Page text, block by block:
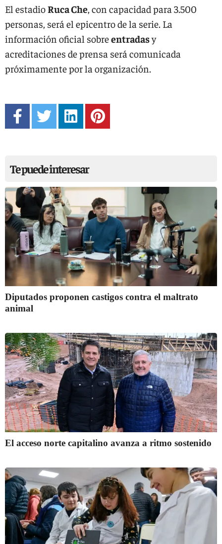
El estadioRuca Che, con capacidad para 3.500
personas, será el epicentro de la serie. La
información oficial sobreentradasy
acreditaciones de prensa será comunicada
próximamente por la organización.
Te puede interesar
Diputados proponen castigos contra el maltrato
animal
El acceso norte capitalino avanza a ritmo sostenido